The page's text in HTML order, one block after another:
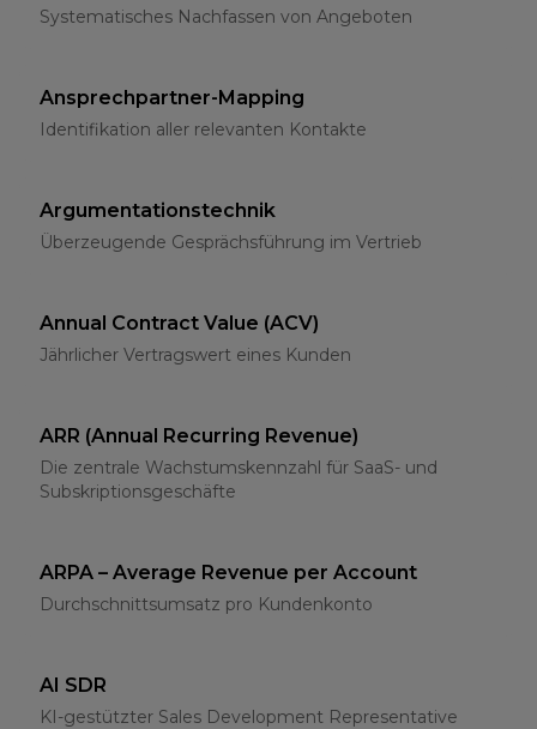
Systematisches Nachfassen von Angeboten
Ansprechpartner-Mapping
Identifikation aller relevanten Kontakte
Argumentationstechnik
Überzeugende Gesprächsführung im Vertrieb
Annual Contract Value (ACV)
Jährlicher Vertragswert eines Kunden
ARR (Annual Recurring Revenue)
Die zentrale Wachstumskennzahl für SaaS- und
Subskriptionsgeschäfte
ARPA – Average Revenue per Account
Durchschnittsumsatz pro Kundenkonto
AI SDR
KI-gestützter Sales Development Representative